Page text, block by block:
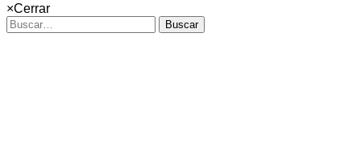
×Cerrar
Buscar